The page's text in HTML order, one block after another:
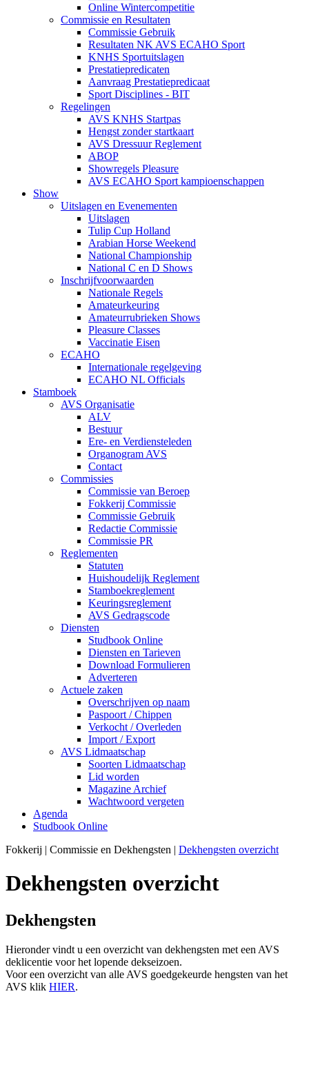
Online Wintercompetitie
Commissie en Resultaten
Commissie Gebruik
Resultaten NK AVS ECAHO Sport
KNHS Sportuitslagen
Prestatiepredicaten
Aanvraag Prestatiepredicaat
Sport Disciplines - BIT
Regelingen
AVS KNHS Startpas
Hengst zonder startkaart
AVS Dressuur Reglement
ABOP
Showregels Pleasure
AVS ECAHO Sport kampioenschappen
Show
Uitslagen en Evenementen
Uitslagen
Tulip Cup Holland
Arabian Horse Weekend
National Championship
National C en D Shows
Inschrijfvoorwaarden
Nationale Regels
Amateurkeuring
Amateurrubrieken Shows
Pleasure Classes
Vaccinatie Eisen
ECAHO
Internationale regelgeving
ECAHO NL Officials
Stamboek
AVS Organisatie
ALV
Bestuur
Ere- en Verdiensteleden
Organogram AVS
Contact
Commissies
Commissie van Beroep
Fokkerij Commissie
Commissie Gebruik
Redactie Commissie
Commissie PR
Reglementen
Statuten
Huishoudelijk Reglement
Stamboekreglement
Keuringsreglement
AVS Gedragscode
Diensten
Studbook Online
Diensten en Tarieven
Download Formulieren
Adverteren
Actuele zaken
Overschrijven op naam
Paspoort / Chippen
Verkocht / Overleden
Import / Export
AVS Lidmaatschap
Soorten Lidmaatschap
Lid worden
Magazine Archief
Wachtwoord vergeten
Agenda
Studbook Online
Fokkerij | Commissie en Dekhengsten | Dekhengsten overzicht
Dekhengsten overzicht
Dekhengsten
Hieronder vindt u een overzicht van dekhengsten met een AVS
deklicentie voor het lopende dekseizoen.
Voor een overzicht van alle AVS goedgekeurde hengsten van het
AVS klik HIER.